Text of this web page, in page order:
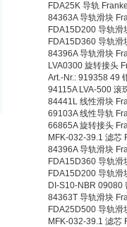
FDA25K 导轨
84363A 导轨滑块
FDA15D200 导轨滑
FDA15D360 导轨滑
84396A 导轨滑块
LVA0300 旋转接头
Art.-Nr.: 919358 49
94115A LVA-500 滚
84441L 线性滑块
69103A 线性导轨
66865A 旋转接头
MFK-032-39.1 滤芯
84396A 导轨滑块
FDA15D360 导轨滑
FDA15D200 导轨滑
DI-S10-NBR 09080
84363T 导轨滑块
FDA25D500 导轨滑
MFK-032-39.1 滤芯